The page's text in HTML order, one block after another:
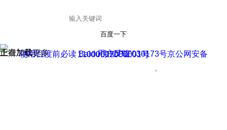
百度一下
正在加载
上滑加载更多 用户反馈
使用百度前必读 Baidu 京ICP证030173号
京公网安备11000002000001号